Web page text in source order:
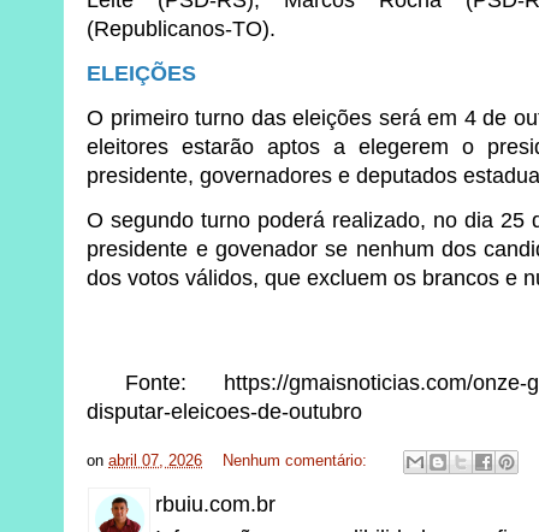
(Republicanos-TO).
ELEIÇÕES
O primeiro turno das eleições será em 4 de
eleitores estarão aptos a elegerem o
presidente, governadores e deputados
O segundo turno poderá realizado, no dia 25
presidente e govenador se nenhum dos
dos votos válidos, que excluem os brancos e
Fonte: https://gmaisnoticias.com/onze-
disputar-eleicoes-de-outubro
onabril 07, 2026 Nenhum comentário:
rbuiu.com.br